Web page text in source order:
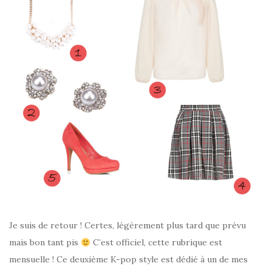
Je suis de retour ! Certes, légèrement plus tard que prévu
mais bon tant pis
C’est officiel, cette rubrique est
mensuelle ! Ce deuxième K-pop style est dédié à un de mes